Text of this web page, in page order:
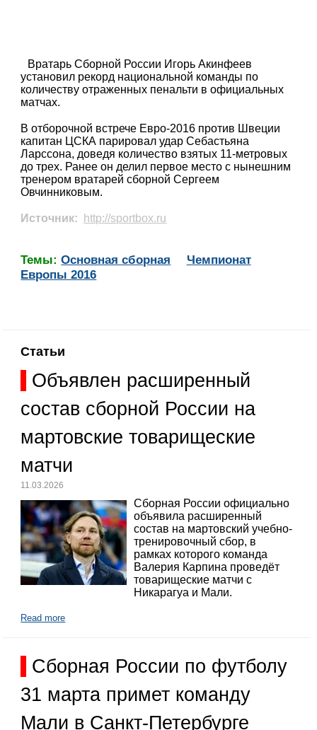
Вратарь Сборной России Игорь Акинфеев
установил рекорд национальной команды по
количеству отраженных пенальти в официальных
матчах.
В отборочной встрече Евро-2016 против Швеции
капитан ЦСКА парировал удар Себастьяна
Ларссона, доведя количество взятых 11-метровых
до трех. Ранее он делил первое место с нынешним
тренером вратарей сборной Сергеем
Овчинниковым.
Источник: http://sportbox.ru
Темы:Основная сборная
Чемпионат
Европы 2016
Статьи
Объявлен расширенный
состав сборной России на
мартовские товарищеские
матчи
11.03.2026
Сборная России официально
объявила расширенный
состав на мартовский учебно-
тренировочный сбор, в
рамках которого команда
Валерия Карпина проведёт
товарищеские матчи с
Никарагуа и Мали.
Read more
Сборная России по футболу
31 марта примет команду
Мали в Санкт-Петербурге